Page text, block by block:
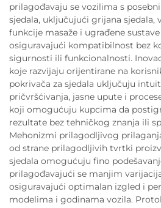
prilagođavaju se vozilima s
sjedala, uključujući grijana sjedala,
funkcije masaže i ugrađene
osiguravajući kompatibilnost bez
sigurnosti ili funkcionalnosti.
koje razvijaju orijentirane na
pokrivača za sjedala uključuju
pričvršćivanja, jasne upute i
koji omogućuju kupcima da
rezultate bez tehničkog znanja ili
Mehonizmi prilagodljivog
od strane prilagodljivih tvrtki
sjedala omogućuju fino
prilagođavajući se manjim
osiguravajući optimalan izgled i
modelima i godinama vozila.